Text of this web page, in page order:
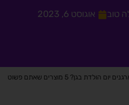
טוב אוגוסט 6, 2023
מארגנים יום הולדת בגן? 5 מוצרים שאתם פשוט